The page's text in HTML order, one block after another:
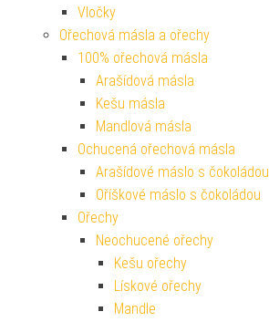
Vločky
Ořechová másla a ořechy
100% ořechová másla
Arašídová másla
Kešu másla
Mandlová másla
Ochucená ořechová másla
Arašídové máslo s čokoládou
Oříškové máslo s čokoládou
Ořechy
Neochucené ořechy
Kešu ořechy
Lískové ořechy
Mandle